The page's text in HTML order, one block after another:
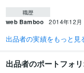
職歴
web Bamboo 2014年12月
受賞歴
ィリエイト楽天サイト作成
寝具ショップ作成コンテスト
出品者の実績をもっと見
出品者のポートフォ